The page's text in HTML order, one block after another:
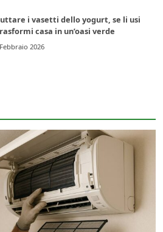
i vasetti dello yogurt, se li usi
casa in un’oasi verde
2026